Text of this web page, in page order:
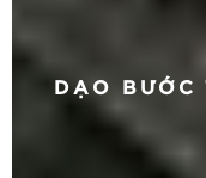
DẠO BƯỚC